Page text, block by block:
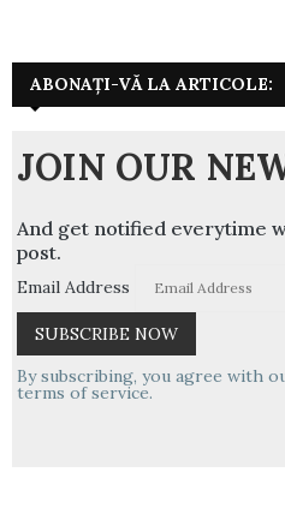
ABONAȚI-VĂ LA ARTICOLE:
JOIN OUR
And get notified everytime
post.
Email Address
By subscribing, you agree with
terms of service.